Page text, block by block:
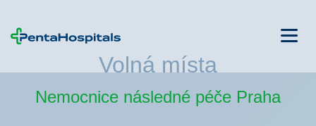
Volná místa
Nemocnice následné péče Praha